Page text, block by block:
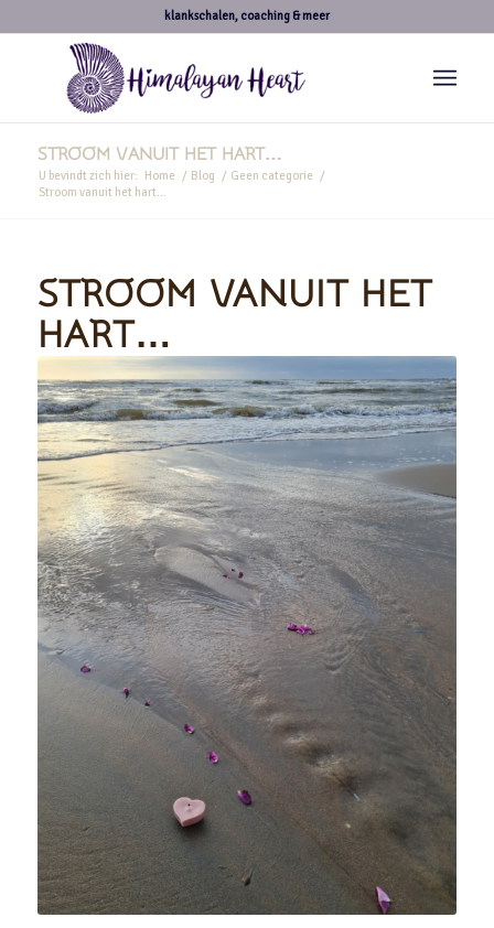
klankschalen, coaching & meer
STROOM VANUIT HET HART…
U bevindt zich hier: Home / Blog / Geen categorie /
Stroom vanuit het hart…
STROOM VANUIT HET
HART…